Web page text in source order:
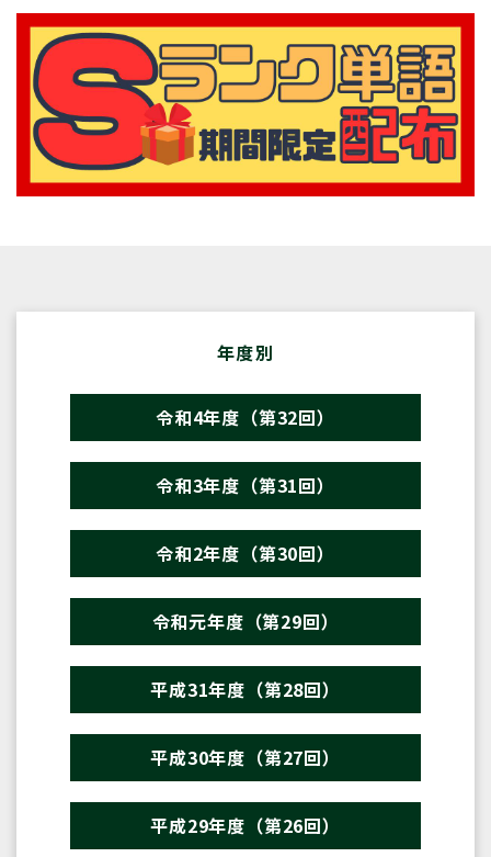
年度別
令和4年度（第32回）
令和3年度（第31回）
令和2年度（第30回）
令和元年度（第29回）
平成31年度（第28回）
平成30年度（第27回）
平成29年度（第26回）